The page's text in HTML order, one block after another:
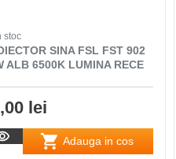
stoc
SINA FSL FST 902
ALB 6500K LUMINA RECE
lei
Adauga in cos